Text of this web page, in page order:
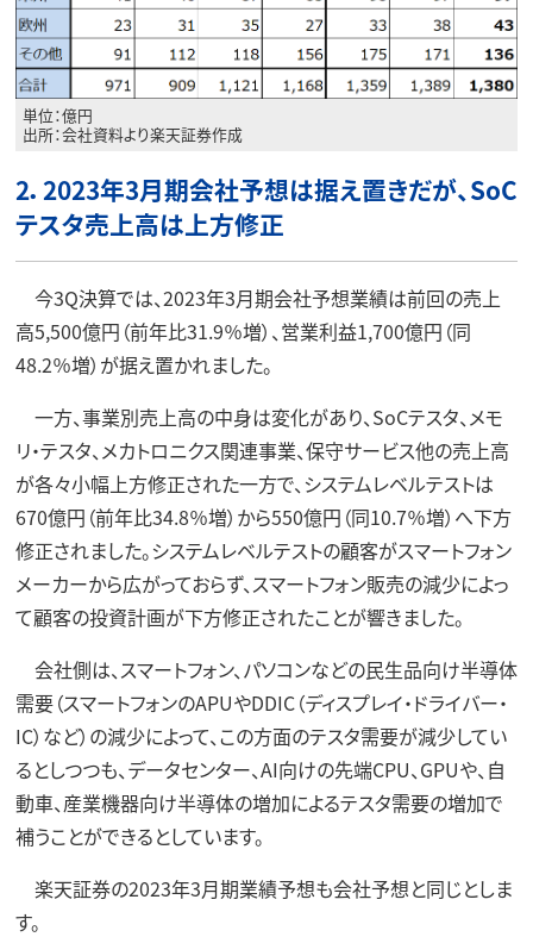
単位：億円
出所：会社資料より楽天証券作成
2．2023年3月期会社予想は据え置きだが、SoC
テスタ売上高は上方修正
今3Q決算では、2023年3月期会社予想業績は前回の売上
高5,500億円（前年比31.9％増）、営業利益1,700億円（同
48.2％増）が据え置かれました。
一方、事業別売上高の中身は変化があり、SoCテスタ、メモ
リ・テスタ、メカトロニクス関連事業、保守サービス他の売上高
が各々小幅上方修正された一方で、システムレベルテストは
670億円（前年比34.8％増）から550億円（同10.7％増）へ下方
修正されました。システムレベルテストの顧客がスマートフォン
メーカーから広がっておらず、スマートフォン販売の減少によっ
て顧客の投資計画が下方修正されたことが響きました。
会社側は、スマートフォン、パソコンなどの民生品向け半導体
需要（スマートフォンのAPUやDDIC（ディスプレイ・ドライバー・
IC）など）の減少によって、この方面のテスタ需要が減少してい
るとしつつも、データセンター、AI向けの先端CPU、GPUや、自
動車、産業機器向け半導体の増加によるテスタ需要の増加で
補うことができるとしています。
楽天証券の2023年3月期業績予想も会社予想と同じとしま
す。